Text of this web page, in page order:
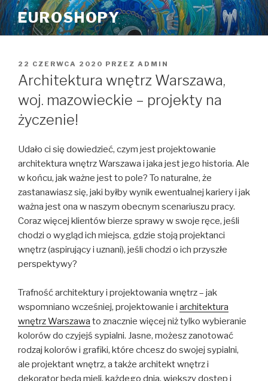
Przeskocz
do
treści
EUROSHOPY
OPUBLIKOWANE
W
22 CZERWCA 2020 PRZEZ ADMIN
Architektura wnętrz Warszawa,
woj. mazowieckie – projekty na
życzenie!
Udało ci się dowiedzieć, czym jest projektowanie
architektura wnętrz Warszawa i jaka jest jego historia. Ale
w końcu, jak ważne jest to pole? To naturalne, że
zastanawiasz się, jaki byłby wynik ewentualnej kariery i jak
ważna jest ona w naszym obecnym scenariuszu pracy.
Coraz więcej klientów bierze sprawy w swoje ręce, jeśli
chodzi o wygląd ich miejsca, gdzie stoją projektanci
wnętrz (aspirujący i uznani), jeśli chodzi o ich przyszłe
perspektywy?
Trafność architektury i projektowania wnętrz – jak
wspomniano wcześniej, projektowanie i architektura
wnętrz Warszawa to znacznie więcej niż tylko wybieranie
kolorów do czyjejś sypialni. Jasne, możesz zanotować
rodzaj kolorów i grafiki, które chcesz do swojej sypialni,
ale projektant wnętrz, a także architekt wnętrz i
dekorator będą mieli, każdego dnia, większy dostęp i